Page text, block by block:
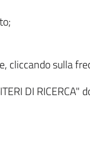
cliccando sulla
DI